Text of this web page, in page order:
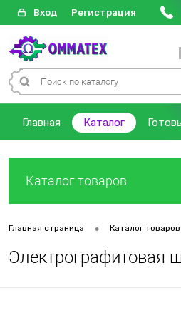
Вход Регистрация
Главная Каталог
Каталог товаров
Главная страница • Каталог товаров
Электрографитовая